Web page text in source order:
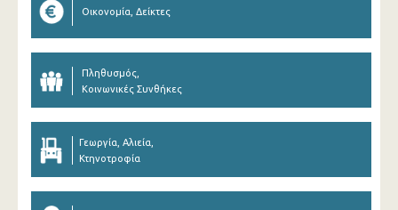
Οικονομία, Δείκτες
Πληθυσμός,
Κοινωνικές Συνθήκες
Γεωργία, Αλιεία,
Κτηνοτροφία